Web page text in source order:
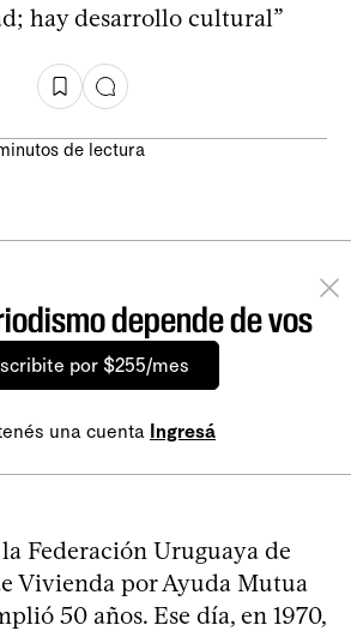
hay desarrollo cultural”
de lectura
depende de vos
por $255/mes
una cuenta Ingresá
Federación Uruguaya de
Vivienda por Ayuda Mutua
50 años. Ese día, en 1970,